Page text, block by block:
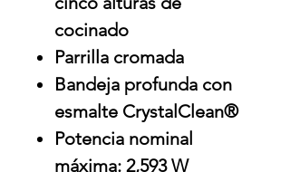
cocinado
Parrilla cromada
Bandeja profunda con
esmalte CrystalClean®
Potencia nominal
máxima: 2,593 W